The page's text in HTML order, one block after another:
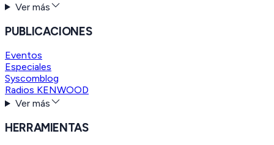
Ver más
PUBLICACIONES
Eventos
Especiales
Syscomblog
Radios KENWOOD
Ver más
HERRAMIENTAS